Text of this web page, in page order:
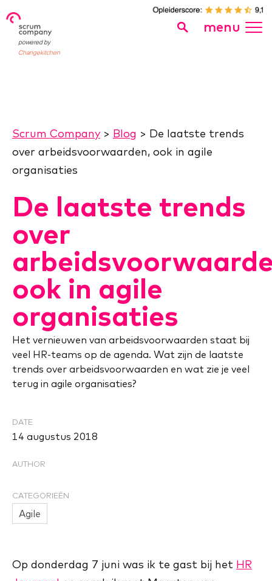
powered by
Changekitchen
menu
Scrum Company> Blog > De laatste trends
over arbeidsvoorwaarden, ook in agile
organisaties
De laatste trends
over
ook in agile
organisaties
Het vernieuwen van arbeidsvoorwaarden staat bij
veel HR-teams op de agenda. Wat zijn de laatste
trends over arbeidsvoorwaarden en wat zie je veel
terug in agile organisaties?
DATE
14 augustus 2018
AUTHOR
CATEGORIEËN
Agile
Op donderdag 7 juni was ik te gast bij het HR